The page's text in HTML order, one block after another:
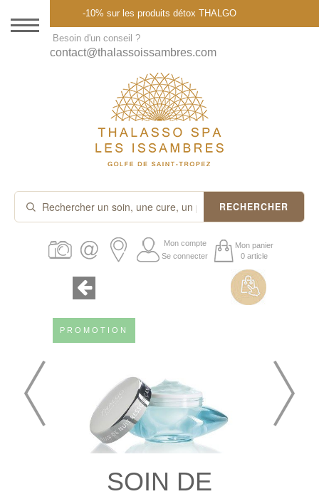
DESTINATION
THALASSO SPA
CURES ET FORFAITS
SOINS À LA CARTE
ABONNEMENTS
PROMOS
-10% sur les produits détox THALGO
Besoin d'un conseil ?
contact@thalassoissambres.com
RECHERCHER
Mon compte
Se connecter
Mon panier
0 article
PROMOTION
SOIN DE